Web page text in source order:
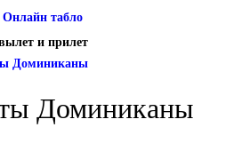
Онлайн табло
и прилет
Доминиканы
Доминиканы